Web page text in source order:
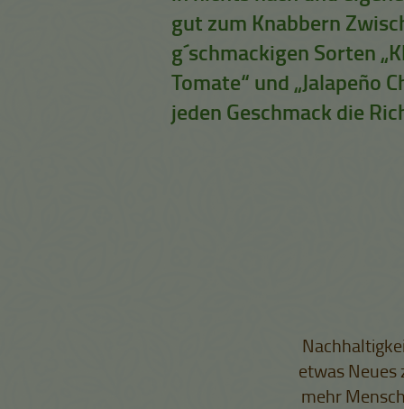
gut zum Knabbern
g´schmackigen Sorten
Tomate“ und „Jalapeño
jeden Geschmack die
etwas Neues
mehr